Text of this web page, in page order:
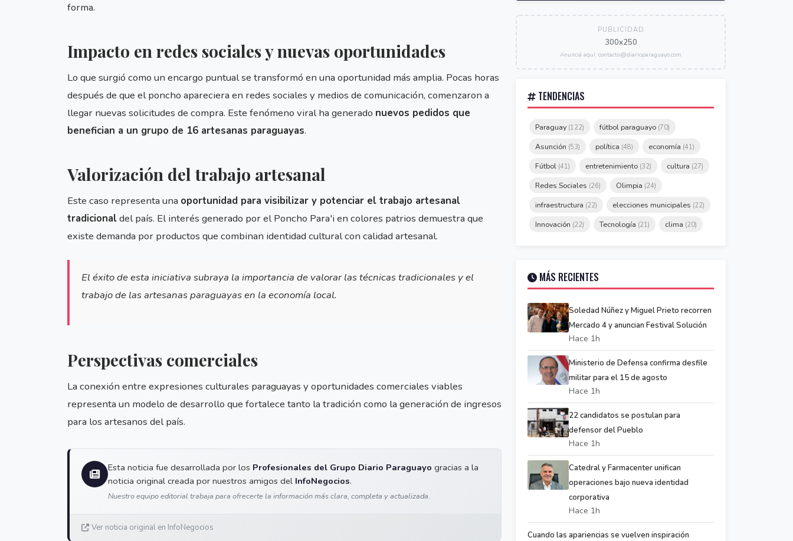
forma.
Impacto en redes sociales y nuevas oportunidades
Lo que surgió como un encargo puntual se transformó en una oportunidad más amplia. Pocas horas
después de que el poncho apareciera en redes sociales y medios de comunicación, comenzaron a
llegar nuevas solicitudes de compra. Este fenómeno viral ha generado nuevos pedidos que
benefician a un grupo de 16 artesanas paraguayas.
Valorización del trabajo artesanal
Este caso representa una oportunidad para visibilizar y potenciar el trabajo artesanal
tradicionaldel país. El interés generado por el Poncho Para'i en colores patrios demuestra que
existe demanda por productos que combinan identidad cultural con calidad artesanal.
El éxito de esta iniciativa subraya la importancia de valorar las técnicas tradicionales y el
trabajo de las artesanas paraguayas en la economía local.
Perspectivas comerciales
La conexión entre expresiones culturales paraguayas y oportunidades comerciales viables
representa un modelo de desarrollo que fortalece tanto la tradición como la generación de ingresos
para los artesanos del país.
Esta noticia fue desarrollada por los Profesionales del Grupo Diario Paraguayo gracias a la
noticia original creada por nuestros amigos del InfoNegocios.
Nuestro equipo editorial trabaja para ofrecerte la información más clara, completa y actualizada.
Ver noticia original en InfoNegocios
PUBLICIDAD
300x250
Anunciá aquí: contacto@diarioparaguayo.com
TENDENCIAS
Paraguay (122) fútbol paraguayo (70)
Asunción (53) política (48) economía (41)
Fútbol (41) entretenimiento (32) cultura (27)
Redes Sociales (26) Olimpia (24)
infraestructura (22) elecciones municipales (22)
Innovación (22) Tecnología (21) clima (20)
MÁS RECIENTES
Soledad Núñez y Miguel Prieto recorren
Mercado 4 y anuncian Festival Solución
Hace 1h
Ministerio de Defensa confirma desfile
militar para el 15 de agosto
Hace 1h
22 candidatos se postulan para
defensor del Pueblo
Hace 1h
Catedral y Farmacenter unifican
operaciones bajo nueva identidad
corporativa
Hace 1h
Cuando las apariencias se vuelven inspiración